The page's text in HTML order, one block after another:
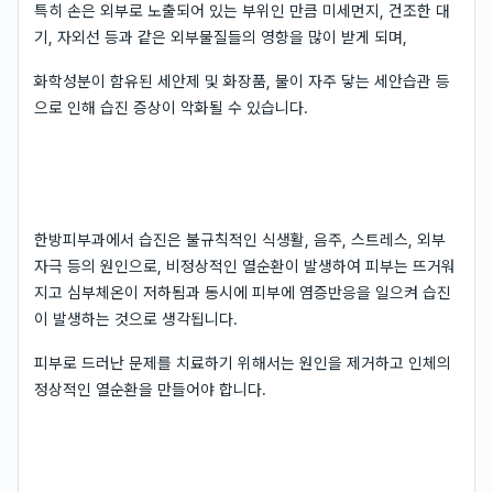
특히 손은 외부로 노출되어 있는 부위인 만큼 미세먼지, 건조한 대
기, 자외선 등과 같은 외부물질들의 영향을 많이 받게 되며,
화학성분이 함유된 세안제 및 화장품, 물이 자주 닿는 세안습관 등
으로 인해 습진 증상이 악화될 수 있습니다.
한방피부과에서 습진은 불규칙적인 식생활, 음주, 스트레스, 외부
자극 등의 원인으로, 비정상적인 열순환이 발생하여 피부는 뜨거워
지고 심부체온이 저하됨과 동시에 피부에 염증반응을 일으켜 습진
이 발생하는 것으로 생각됩니다.
피부로 드러난 문제를 치료하기 위해서는 원인을 제거하고 인체의
정상적인 열순환을 만들어야 합니다.